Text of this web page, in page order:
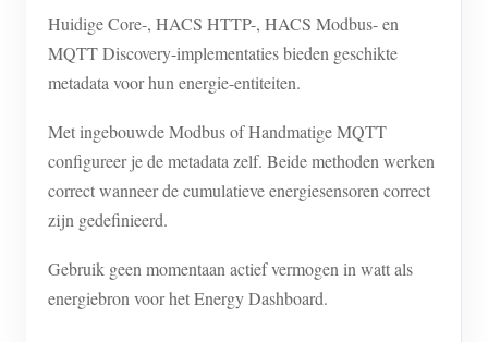
Huidige Core-, HACS HTTP-, HACS Modbus- en
MQTT Discovery-implementaties bieden geschikte
metadata voor hun energie-entiteiten.
Met ingebouwde Modbus of Handmatige MQTT
configureer je de metadata zelf. Beide methoden werken
correct wanneer de cumulatieve energiesensoren correct
zijn gedefinieerd.
Gebruik geen momentaan actief vermogen in watt als
energiebron voor het Energy Dashboard.